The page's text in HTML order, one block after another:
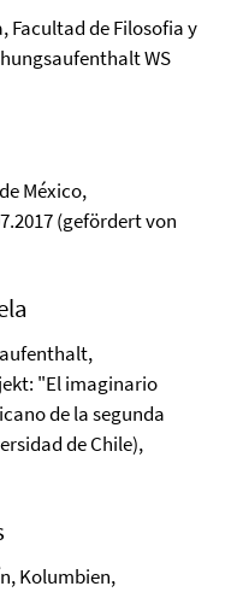
Facultad de Filosofia y
WS
México,
(gefördert von
"El imaginario
de la segunda
de Chile),
Kolumbien,